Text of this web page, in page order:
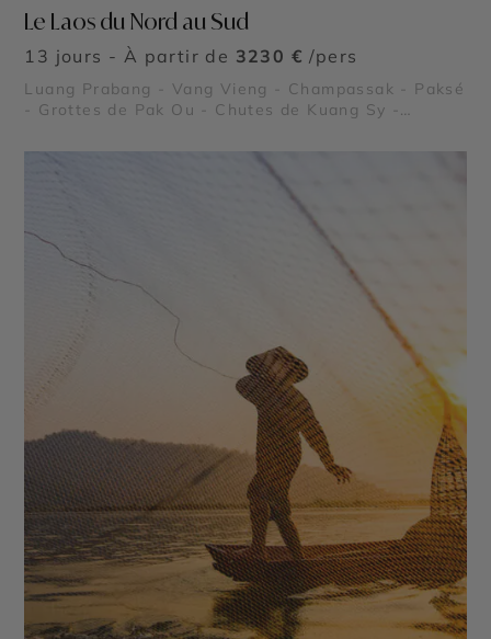
Le Laos du Nord au Sud
13 jours - À partir de 3230 € /pers
Luang Prabang - Vang Vieng - Champassak - Paksé
- Grottes de Pak Ou - Chutes de Kuang Sy -